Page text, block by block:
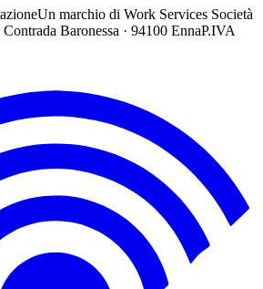
Un marchio di Work Services Società
Baronessa · 94100 EnnaP.IVA